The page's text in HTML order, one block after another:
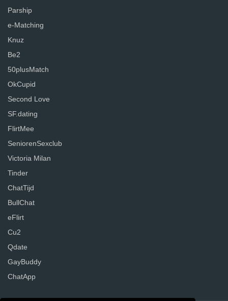
Parship
e-Matching
Knuz
Be2
50plusMatch
OkCupid
Second Love
SF.dating
FlirtMee
SeniorenSexclub
Victoria Milan
Tinder
ChatTijd
BullChat
eFlirt
Cu2
Qdate
GayBuddy
ChatApp